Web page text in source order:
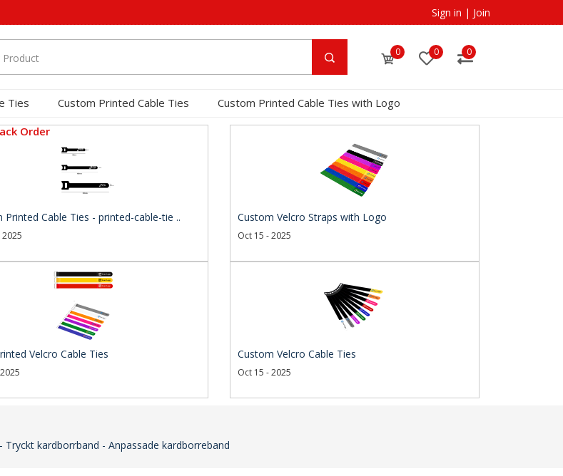
Sign in | Join
0 0 0
Ties Custom Printed Cable Ties
Custom Printed Cable Ties with Logo
Order
Printed Cable Ties - printed-cable-tie ..
2025
Custom Velcro Straps with Logo
Oct 15 - 2025
Velcro Cable Ties Custom Velcro Cable Ties
Oct 15 - 2025
kardborrband - Anpassade kardborreband